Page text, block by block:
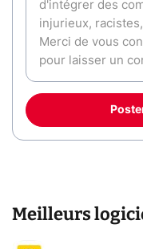
Meilleurs